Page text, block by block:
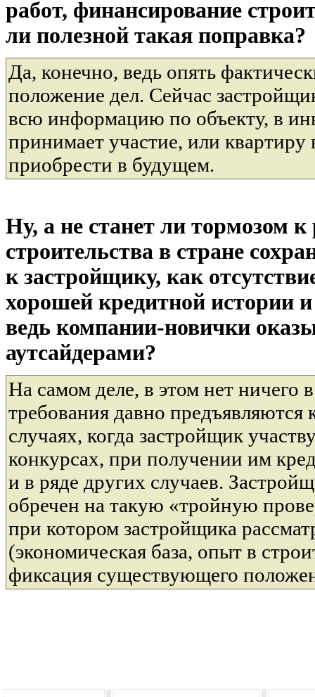
работ, финансирование
ли полезной такая поправка?
Да, конечно, ведь опять
положение дел. Сейчас
всю информацию по объекту, в
принимает участие, или квартиру
приобрести в будущем.
Ну, а не станет ли тормозом
строительства в стране
к застройщику, как
хорошей кредитной истории
ведь компании-новички
аутсайдерами?
На самом деле, в этом нет ничего
требования давно предъявляются
случаях, когда застройщик
конкурсах, при получении им
и в ряде других случаев.
обречен на такую «тройную
при котором застройщика
(экономическая база, опыт в
фиксация существующего